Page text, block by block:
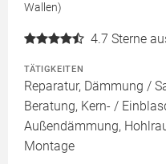
Wallen)
4.7 Sterne
TÄTIGKEITEN
Reparatur, Dämmung /
Beratung, Kern- /
Außendämmung,
Montage